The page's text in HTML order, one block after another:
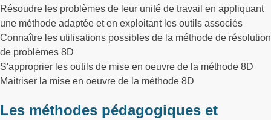
Résoudre les problèmes de leur unité de travail en appliquant
une méthode adaptée et en exploitant les outils associés
Connaître les utilisations possibles de la méthode de résolution
de problèmes 8D
S'approprier les outils de mise en oeuvre de la méthode 8D
Maitriser la mise en oeuvre de la méthode 8D
Les méthodes pédagogiques et